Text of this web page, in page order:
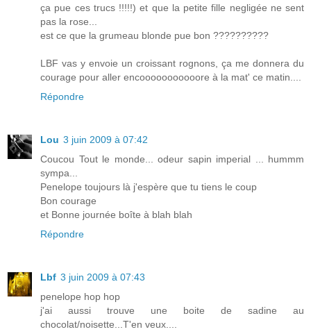
ça pue ces trucs !!!!!) et que la petite fille negligée ne sent
pas la rose...
est ce que la grumeau blonde pue bon ??????????
LBF vas y envoie un croissant rognons, ça me donnera du
courage pour aller encooooooooooore à la mat' ce matin....
Répondre
Lou 3 juin 2009 à 07:42
Coucou Tout le monde... odeur sapin imperial ... hummm
sympa...
Penelope toujours là j'espère que tu tiens le coup
Bon courage
et Bonne journée boîte à blah blah
Répondre
Lbf 3 juin 2009 à 07:43
penelope hop hop
j'ai aussi trouve une boite de sadine au
chocolat/noisette...T'en veux....